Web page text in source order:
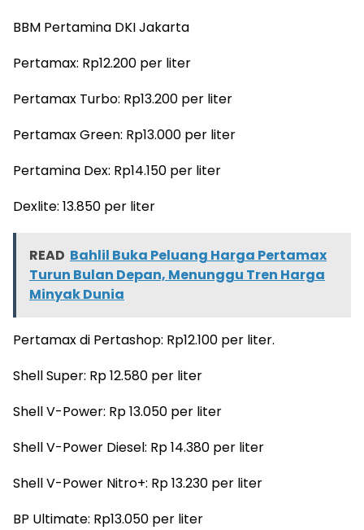
BBM Pertamina DKI Jakarta
Pertamax: Rp12.200 per liter
Pertamax Turbo: Rp13.200 per liter
Pertamax Green: Rp13.000 per liter
Pertamina Dex: Rp14.150 per liter
Dexlite: 13.850 per liter
READ Bahlil Buka Peluang Harga Pertamax
Turun Bulan Depan, Menunggu Tren Harga
Minyak Dunia
Pertamax di Pertashop: Rp12.100 per liter.
Shell Super: Rp 12.580 per liter
Shell V-Power: Rp 13.050 per liter
Shell V-Power Diesel: Rp 14.380 per liter
Shell V-Power Nitro+: Rp 13.230 per liter
BP Ultimate: Rp13.050 per liter